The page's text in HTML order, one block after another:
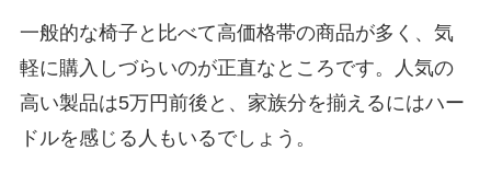
一般的な椅子と比べて高価格帯の商品が多く、気
軽に購入しづらいのが正直なところです。人気の
高い製品は5万円前後と、家族分を揃えるにはハー
ドルを感じる人もいるでしょう。